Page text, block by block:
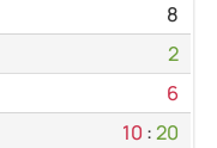
8
2
6
10 :20